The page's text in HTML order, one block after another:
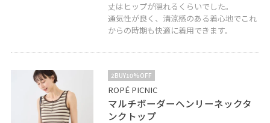
丈はヒップが隠れるくらいでした。
通気性が良く、清涼感のある着心地でこれ
からの時期も快適に着用できます。
2BUY10%OFF
ROPÉ PICNIC
マルチボーダーヘンリーネックタ
ンクトップ